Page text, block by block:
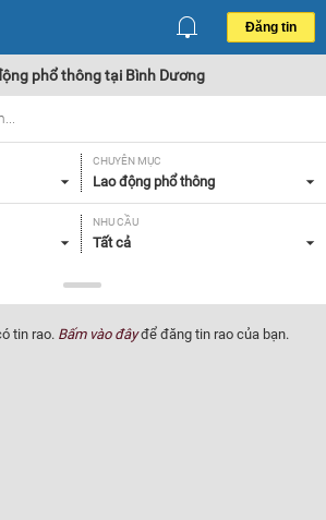
Đăng tin
phổ thông tại Bình Dương
CHUYÊN MỤC
Lao động phổ thông
NHU CẦU
Tất cả
tin rao. Bấm vào đâyđể đăng tin rao của bạn.